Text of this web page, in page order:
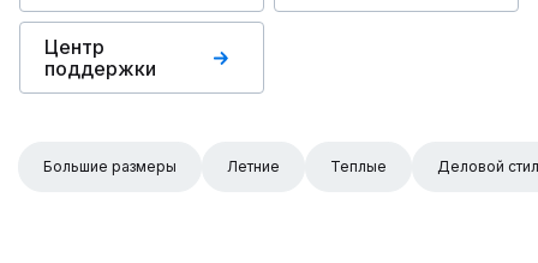
Центр
поддержки
Большие размеры Летние Теплые Деловой